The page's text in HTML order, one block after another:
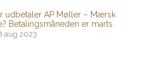
udbetaler AP Møller – Mærsk
Betalingsmåneden er marts.
aug 2023